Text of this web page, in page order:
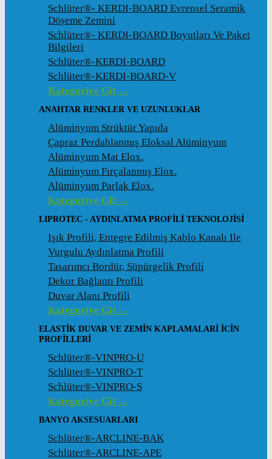
Schlüter®- KERDI-BOARD Evrensel Seramik
Döșeme Zemini
Schlüter®- KERDI-BOARD Boyutları Ve Paket
Bilgileri
Schlüter®-KERDI-BOARD
Schlüter®-KERDI-BOARD-V
Kategoriye Git →
ANAHTAR RENKLER VE UZUNLUKLAR
Alüminyum Strüktür Yapıda
Çapraz Perdahlanmış Eloksal Alüminyum
Alüminyum Mat Elox.
Alüminyum Fırçalanmış Elox.
Alüminyum Parlak Elox.
Kategoriye Git →
LIPROTEC - AYDINLATMA PROFILI TEKNOLOJISI
Işık Profili, Entegre Edilmiş Kablo Kanalı Ile
Vurgulu Aydınlatma Profili
Tasarımcı Bordür, Süpürgelik Profili
Dekor Bağlantı Profili
Duvar Alanı Profili
Kategoriye Git →
ELASTIK DUVAR VE ZEMIN KAPLAMALARI İCIN
PROFILLERI
Schlüter®-VINPRO-U
Schlüter®-VINPRO-T
Schlüter®-VINPRO-S
Kategoriye Git →
BANYO AKSESUARLARI
Schlüter®-ARCLINE-BAK
Schlüter®-ARCLINE-APE